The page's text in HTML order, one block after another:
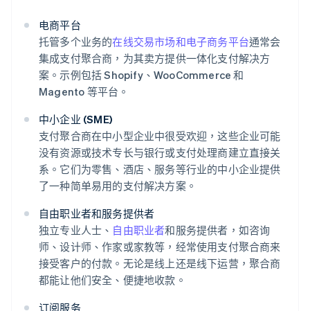
电商平台
托管多个业务的在线交易市场和电子商务平台通常会
集成支付聚合商，为其卖方提供一体化支付解决方
案。示例包括 Shopify、WooCommerce 和
Magento 等平台。
中小企业 (SME)
支付聚合商在中小型企业中很受欢迎，这些企业可能
没有资源或技术专长与银行或支付处理商建立直接关
系。它们为零售、酒店、服务等行业的中小企业提供
了一种简单易用的支付解决方案。
自由职业者和服务提供者
独立专业人士、 自由职业者和服务提供者，如咨询
师、设计师、作家或家教等，经常使用支付聚合商来
接受客户的付款。无论是线上还是线下运营，聚合商
都能让他们安全、便捷地收款。
订阅服务